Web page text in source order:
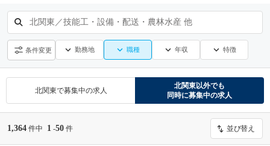
北関東／技能工・設備・配送・農林水産 他
条件変更 勤務地 職種 年収 特徴
北関東で募集中の求人
北関東以外でも
同時に募集中の求人
1,364 件中 1 -50 件 並び替え